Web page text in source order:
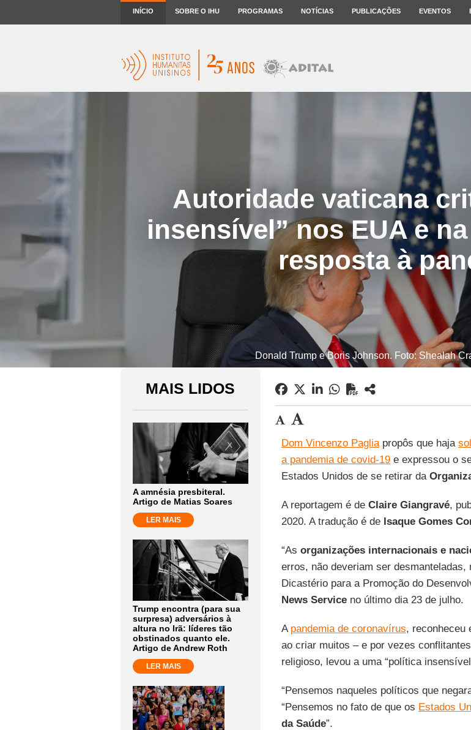
INÍCIO SOBRE O IHU PROGRAMAS NOTÍCIAS PUBLICAÇÕES EVENTOS
Autoridade vaticana
insensível” nos EUA e
resposta à
Donald Trump e Boris Johnson. Foto: Shealah
MAIS LIDOS
A amnésia presbiteral.
Artigo de Matias Soares
LER MAIS
Trump encontra (para sua
surpresa) adversários à
altura no Irã: líderes tão
obstinados quanto ele.
Artigo de Andrew Roth
LER MAIS
Dom Vincenzo Pagliapropôs que haja
a pandemia de covid-19e expressou o
Estados Unidos de se retirar da
A reportagem é de Claire Giangravé,
2020. A tradução é de Isaque Gomes
“As organizações internacionais e
erros, não deveriam ser desmanteladas,
Dicastério para a Promoção do
News Serviceno último dia 23 de julho.
A pandemia de coronavírus, reconheceu
ao criar muitos – e por vezes
religioso, levou a uma “política
“Pensemos naqueles políticos que
“Pensemos no fato de que os Estados
da Saúde”.